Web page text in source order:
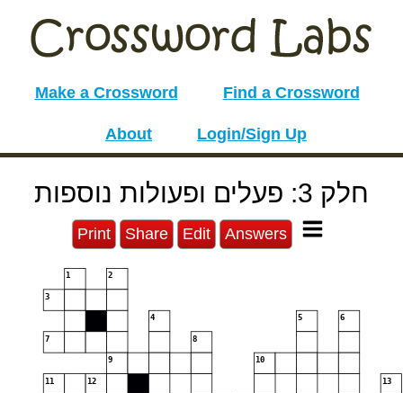
Make a Crossword Find a Crossword
About Login/Sign Up
חלק 3: פעלים ופעולות נוספות
Print Share Edit Answers
1 2
3
4 5 6
7 8
9 10
11 12 13